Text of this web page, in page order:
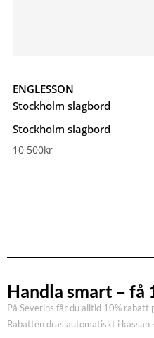
ENGLESSON
Stockholm slagbord
Stockholm slagbord
10 500kr
Handla smart –
På Severins får du alltid 10% rabatt
Rabatten dras automatiskt i kassan